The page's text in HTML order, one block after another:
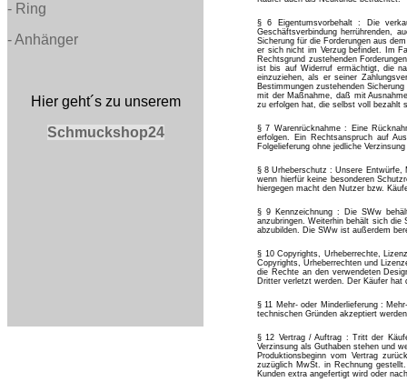
- Ring
-Anhänger
Hier geht´s zu unserem
Schmuckshop24
§ 6 Eigentumsvorbehalt : Die
Geschäftsverbindung herrührenden,
Sicherung für die Forderungen aus
er sich nicht im Verzug befindet. Im
Rechtsgrund zustehenden
ist bis auf Widerruf ermächtigt, die
einzuziehen, als er seiner
Bestimmungen zustehenden
mit der Maßnahme, daß mit
zu erfolgen hat, die selbst voll bezahlt
§ 7 Warenrücknahme : Eine
erfolgen. Ein Rechtsanspruch auf
Folgelieferung ohne jedliche
§ 8 Urheberschutz : Unsere Entwürfe,
wenn hierfür keine besonderen
hiergegen macht den Nutzer bzw.
§ 9 Kennzeichnung : Die SWw
anzubringen. Weiterhin behält sich die
abzubilden. Die SWw ist außerdem
§ 10 Copyrights, Urheberrechte,
Copyrights, Urheberrechten und
die Rechte an den verwendeten
Dritter verletzt werden. Der Käufer hat
§ 11 Mehr- oder Minderlieferung :
technischen Gründen akzeptiert
§ 12 Vertrag / Auftrag : Tritt der
Verzinsung als Guthaben stehen und
Produktionsbeginn vom Vertrag
zuzüglich MwSt. in Rechnung
Kunden extra angefertigt wird oder